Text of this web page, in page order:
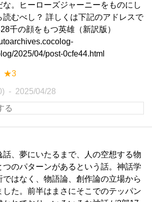
な。ヒーローズジャーニーをものにし
読むべし？ 詳しくは下記のアドレスで
千の顔をもつ英雄（新訳版）
2025/04/post-0cfe44.html
★3
2025/04/28
話、夢にいたるまで、人の空想する物
つのパターンがあるという話。神話学
ではなく、物語論、創作論の立場から
した。前半はまさにそこでのテッパン